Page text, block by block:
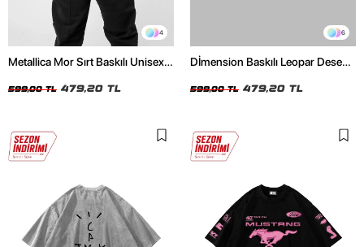
4
Metallica Mor Sırt Baskılı Unisex
599,00 TL 479,20 TL
6
Dİmension Baskılı Leopar Desenli
Tshirt
599,00 TL 479,20 TL